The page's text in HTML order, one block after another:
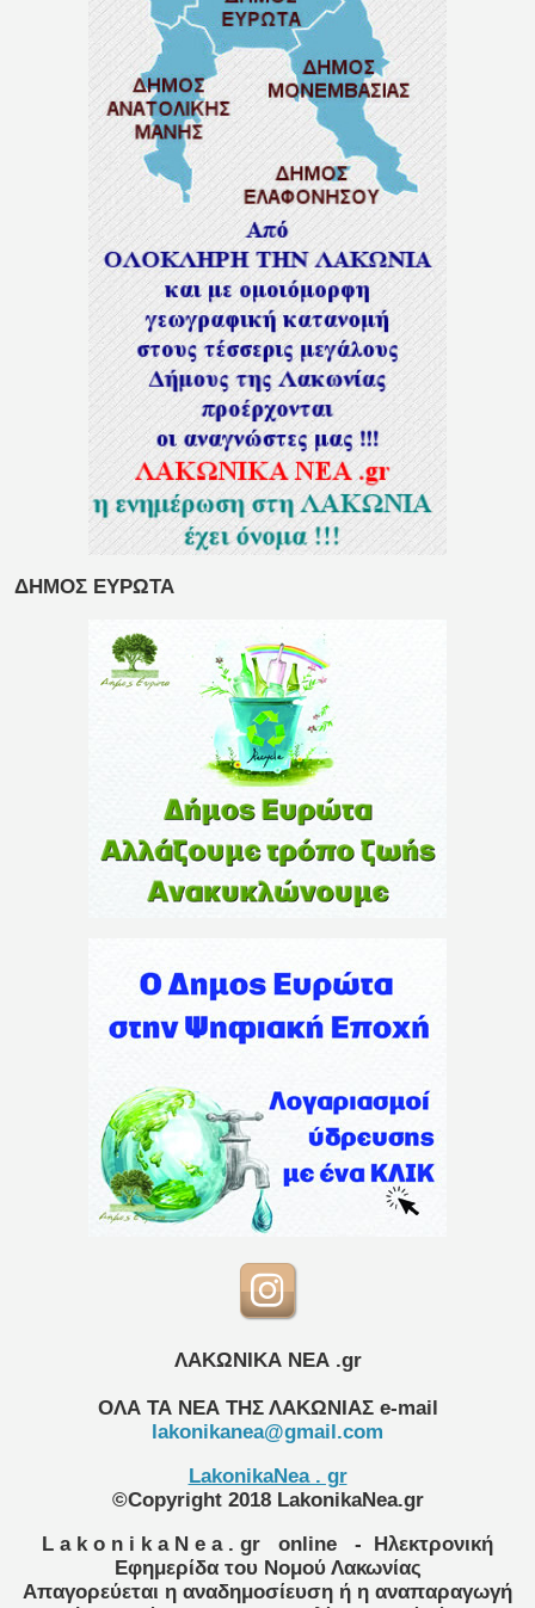
ΔΗΜΟΣ ΕΥΡΩΤΑ
ΛΑΚΩΝΙΚΑ ΝΕΑ .gr
ΟΛΑ ΤΑ ΝΕΑ ΤΗΣ ΛΑΚΩΝΙΑΣ e-mail
lakonikanea@gmail.com
LakonikaNea . gr
©Copyright 2018 LakonikaNea.gr
L a k o n i k a N e a . gr
online
- Ηλεκτρονική
Εφημερίδα του Νομού Λακωνίας
Απαγορεύεται η αναδημοσίευση ή η αναπαραγωγή